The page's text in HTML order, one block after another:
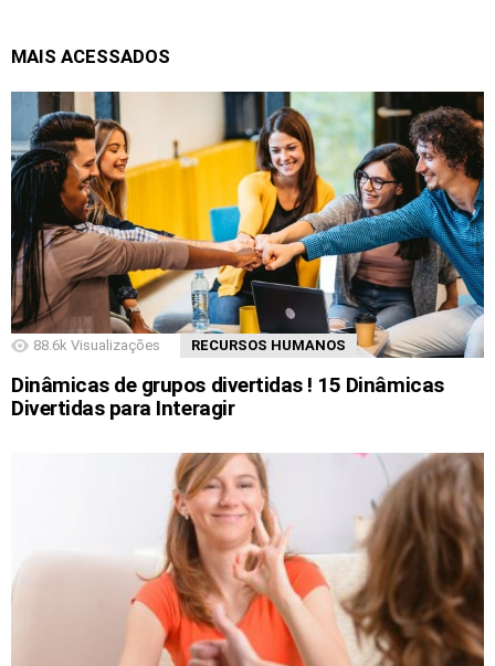
MAIS ACESSADOS
88.6k Visualizações RECURSOS HUMANOS
Dinâmicas de grupos divertidas ! 15 Dinâmicas
Divertidas para Interagir